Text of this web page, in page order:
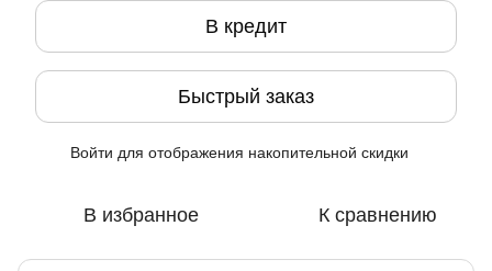
В кредит
Быстрый заказ
Войти для отображения накопительной скидки
В избранное К сравнению